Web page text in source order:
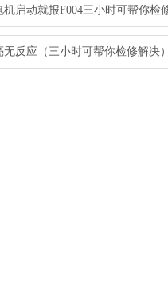
启动就报F004三小时可帮你检
反应（三小时可帮你检修解决